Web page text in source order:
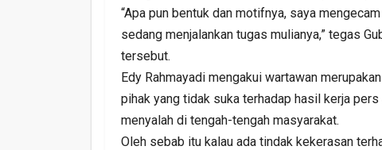
“Apa pun bentuk dan motifnya, saya
sedang menjalankan tugas mulianya,” tegas
tersebut.
Edy Rahmayadi mengakui wartawan
pihak yang tidak suka terhadap hasil kerja
menyalah di tengah-tengah masyarakat.
Oleh sebab itu kalau ada tindak kekerasan